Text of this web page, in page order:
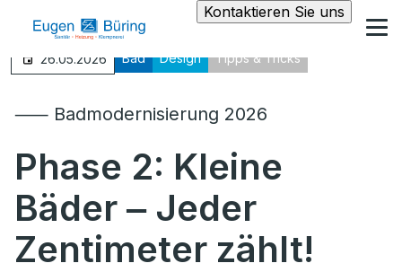
Kontaktieren Sie uns
26.05.2026 Bad Design Tipps & Tricks
⸺ Badmodernisierung 2026
Phase 2: Kleine
Bäder ‒ Jeder
Zentimeter zählt!